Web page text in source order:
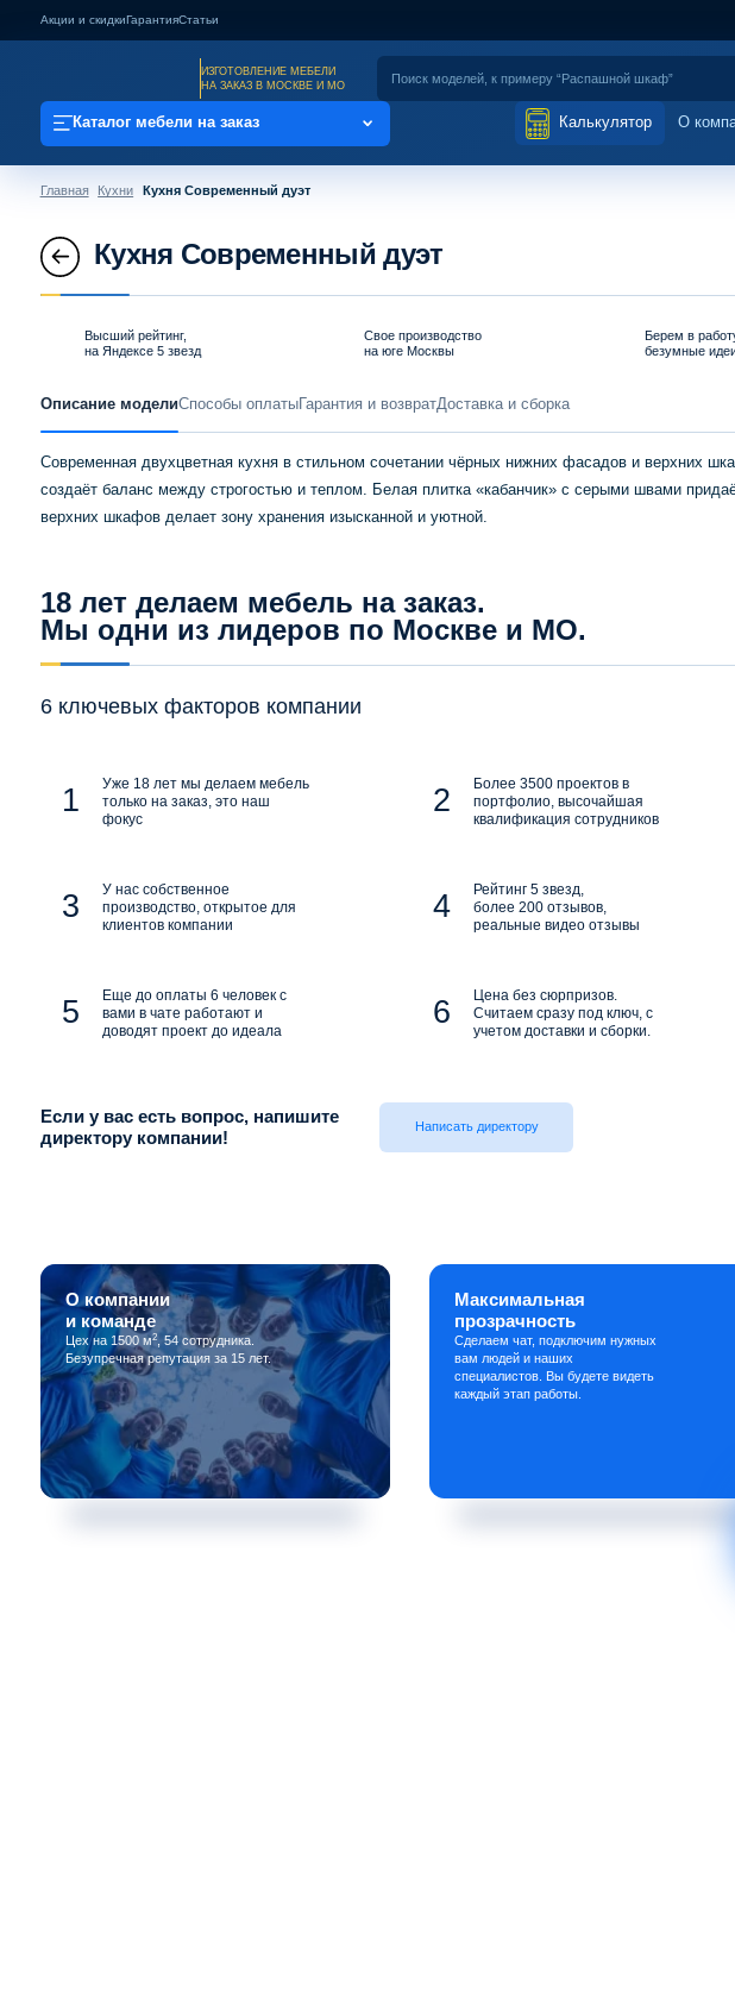
Акции и скидкиГарантияСтатьи
ИЗГОТОВЛЕНИЕ МЕБЕЛИ
НА ЗАКАЗ В МОСКВЕ И МО
Каталог мебели на заказ Калькулятор О
Главная Кухни Кухня Современный дуэт
Кухня Современный дуэт
Высший рейтинг,
на Яндексе 5 звезд
Свое производство
на юге Москвы
Берем в
безумные
Описание модели Способы оплатыГарантия и возвратДоставка и сборка
Современная двухцветная кухня в стильном сочетании чёрных нижних фасадов и верхних
создаёт баланс между строгостью и теплом. Белая плитка «кабанчик» с серыми швами
верхних шкафов делает зону хранения изысканной и уютной.
18 лет делаем мебель на заказ.
Мы одни из лидеров по Москве и МО.
6 ключевых факторов компании
Уже 18 лет мы делаем мебель
только на заказ, это наш
фокус
Более 3500 проектов в
портфолио, высочайшая
квалификация сотрудников
У нас собственное
производство, открытое для
клиентов компании
Рейтинг 5 звезд,
более 200 отзывов,
реальные видео отзывы
Еще до оплаты 6 человек с
вами в чате работают и
доводят проект до идеала
Цена без сюрпризов.
Считаем сразу под ключ, с
учетом доставки и сборки.
Если у вас есть вопрос, напишите
директору компании!
Написать директору
О компании
и команде
Цех на 1500 м2, 54 сотрудника.
Безупречная репутация за 15 лет.
Максимальная
прозрачность
Сделаем чат, подключим нужных
вам людей и наших
специалистов. Вы будете видеть
каждый этап работы.